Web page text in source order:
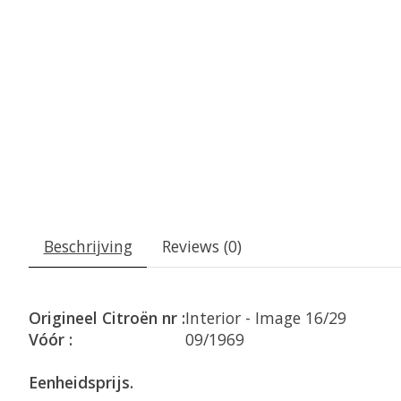
Beschrijving Reviews (0)
Origineel Citroën nr :Interior - Image 16/29
Vóór :
09/1969
Eenheidsprijs.